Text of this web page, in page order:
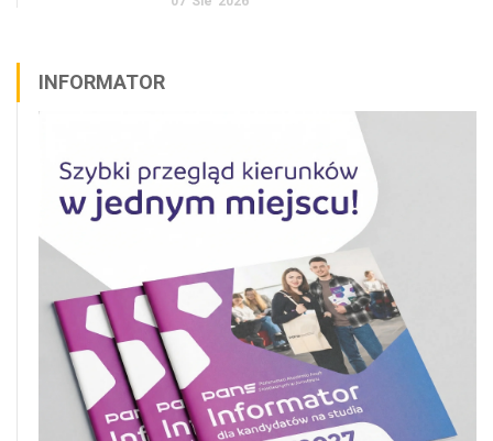
INFORMATOR